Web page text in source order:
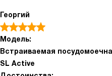
Георгий
Модель:
Встраиваемая
SL Active